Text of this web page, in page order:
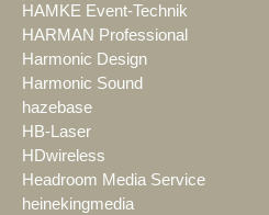
HAMKE Event-Technik
HARMAN Professional
Harmonic Design
Harmonic Sound
hazebase
HB-Laser
HDwireless
Headroom Media Service
heinekingmedia